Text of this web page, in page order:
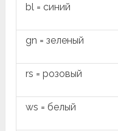
bl = синий
gn = зеленый
rs = розовый
ws = белый